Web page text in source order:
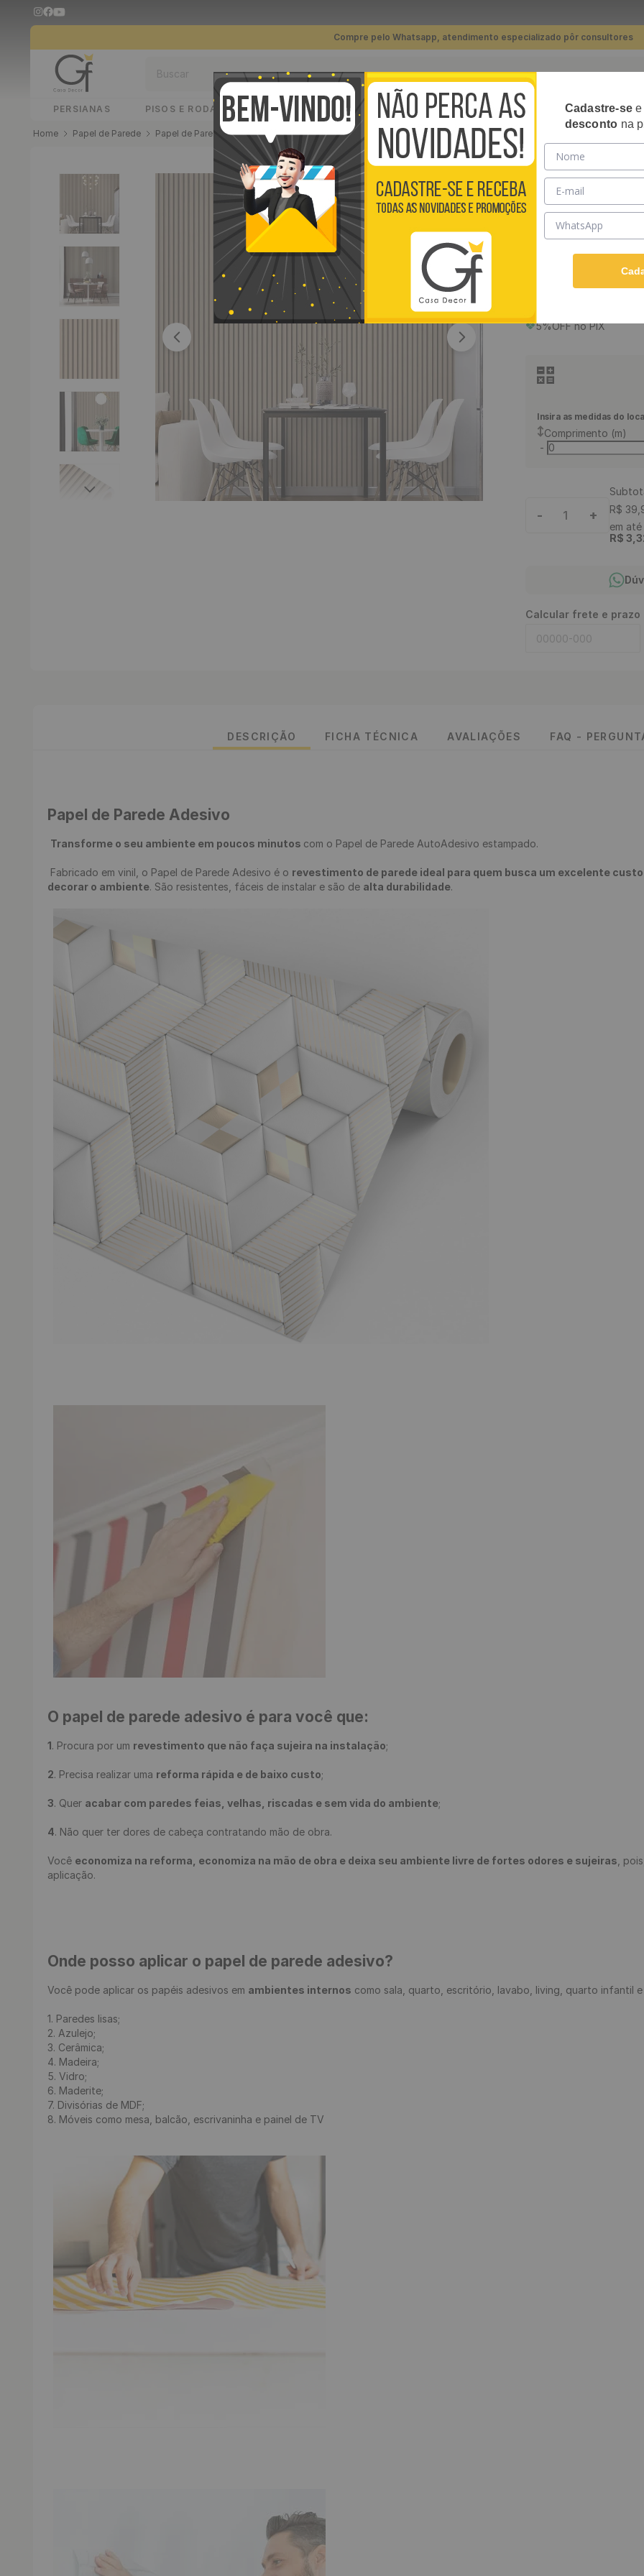
Compre pelo Whatsapp, atendimento especializado pôr consultores
PERSIANAS PISOS E RODAPÉS PAINÉIS RIPADOS PLACAS 3D PAPÉIS DE PAREDE
Papel de Parede Papel de Parede Adesivo Papel de Parede Adesivo Madeira Creme Ripado - Medidas: 48 x 300 cm
PAPEL DE
MEDIDAS: 48 X
Papel de Parede
Papel AutoColante e
Ver descrição completa
5%OFF no PIX
Insira as medidas do
Comprimento (m)
-
- 1 +
R$ 39
em até
R$ 3
Calcular frete e prazo
DESCRIÇÃO FICHA TÉCNICA AVALIAÇÕES FAQ -
Papel de Parede Adesivo
Transforme o seu ambiente em poucos minutos com o Papel de Parede AutoAdesivo estampado.
Fabricado em vinil, o Papel de Parede Adesivo é o revestimento de parede ideal para quem busca um excelente
decorar o ambiente. São resistentes, fáceis de instalar e são de alta durabilidade
O papel de parede adesivo é para você que:
1. Procura por um revestimento que não faça sujeira na instalação;
2. Precisa realizar uma reforma rápida e de baixo custo;
3. Quer acabar com paredes feias, velhas, riscadas e sem vida do ambiente;
4. Não quer ter dores de cabeça contratando mão de obra.
Você economiza na reforma, economiza na mão de obra e deixa seu ambiente livre de fortes odores e sujeiras ,
Onde posso aplicar o papel de parede adesivo?
Você pode aplicar os papéis adesivos em ambientes internos como sala, quarto, escritório, lavabo, living, quarto infantil
1. Paredes lisas;
2. Azulejo;
3. Cerâmica;
4. Madeira;
5. Vidro;
6. Maderite;
7. Divisórias de MDF;
8. Móveis como mesa, balcão, escrivaninha e painel de TV
TERMOS MAIS BUSCADOS
1º piso
2º banheiro
3º
cozinha
5º
º
papel parede
piso vinílico
Cadastre-see
desconto na